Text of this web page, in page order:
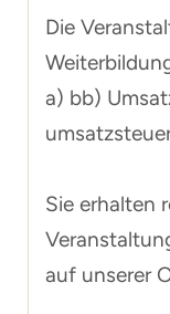
Die
a) bb)
Sie erhalten
auf unserer